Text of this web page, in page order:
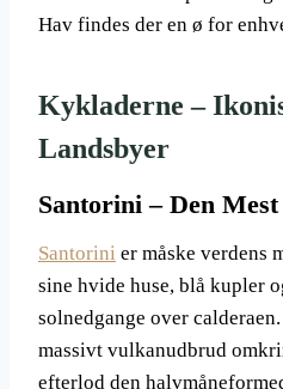
Hav findes der en ø for
Kykladerne –
Landsbyer
Santorini – Den
Santorini er måske verdens
sine hvide huse, blå kupler
solnedgange over
massivt vulkanudbrud
efterlod den